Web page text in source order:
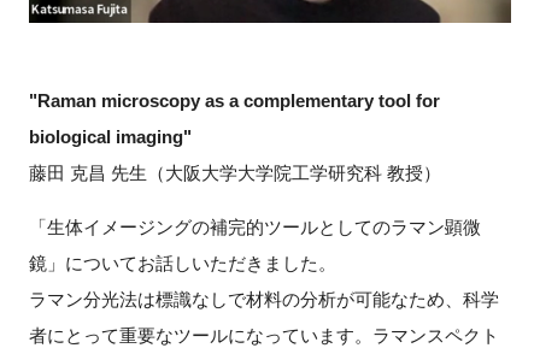
"Raman microscopy as a complementary tool for
biological imaging"
藤田 克昌 先生（大阪大学大学院工学研究科 教授）
「生体イメージングの補完的ツールとしてのラマン顕微
鏡」についてお話しいただきました。
ラマン分光法は標識なしで材料の分析が可能なため、科学
者にとって重要なツールになっています。ラマンスペクト